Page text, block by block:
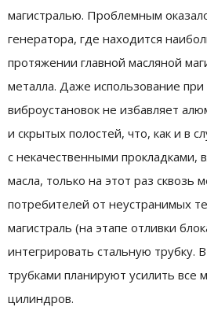
магистралью. Проблемным
генератора, где находится
протяжении главной масляной
металла. Даже использование при
виброустановок не избавляет
и скрытых полостей, что, как и в
с некачественными прокладками,
масла, только на этот раз сквозь
потребителей от неустранимых
магистраль (на этапе отливки
интегрировать стальную трубку.
трубками планируют усилить все
цилиндров.